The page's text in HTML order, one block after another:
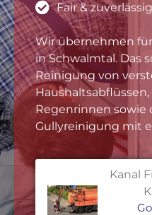
Fair & zuverlässig
Wir übernehmen
in Schwalmtal. Das
Reinigung von
Regenrinnen sowie
Gullyreinigung mit
Kanal